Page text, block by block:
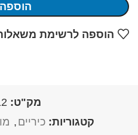
הוספה לרשימת
מק"ט:
קטגוריות: כיריים ,